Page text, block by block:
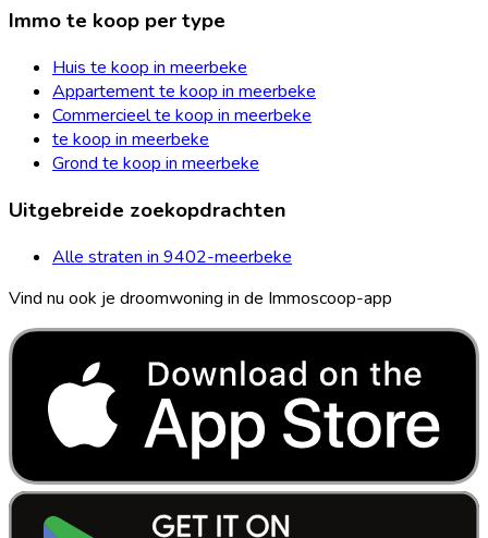
Immo te koop per type
Huis te koop in meerbeke
Appartement te koop in meerbeke
Commercieel te koop in meerbeke
te koop in meerbeke
Grond te koop in meerbeke
Uitgebreide zoekopdrachten
Alle straten in 9402-meerbeke
Vind nu ook je droomwoning in de Immoscoop-app